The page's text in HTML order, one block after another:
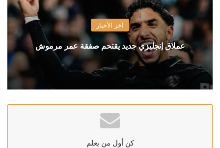
آخر الأخبار
عملاق إنجليزي جديد يقتحم صفقة عمر مرموش
كن أول من يعلم